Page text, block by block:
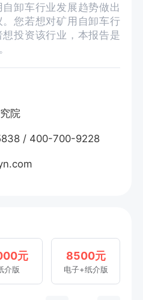
卸车行业发展趋势做出
您若想对矿用自卸车行
投资该行业，本报告是
院
/ 400-700-9228
元
介版
8500元
电子+纸介版